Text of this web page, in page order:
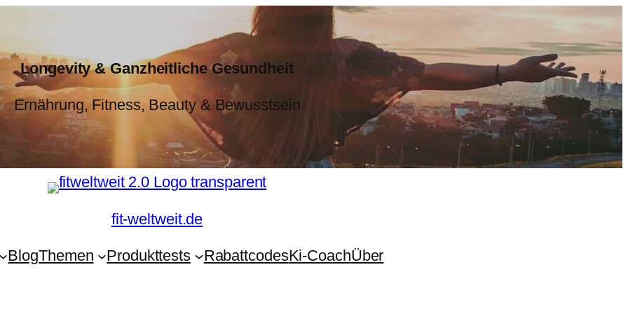
Longevity & Ganzheitliche Gesundheit
Ernährung, Fitness, Beauty & Bewusstsein
fit-weltweit.de
BlogThemen Produkttests RabattcodesKi-CoachÜber